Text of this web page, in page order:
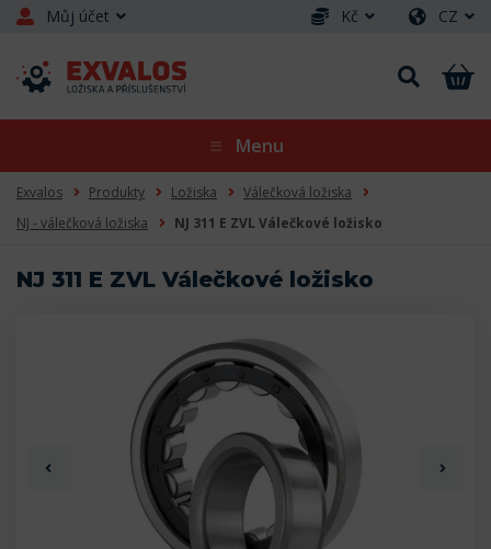
Můj účet Kč CZ
Menu
Exvalos Produkty Ložiska
Válečková ložiska
NJ - válečková ložiska
NJ 311 E ZVL Válečkové ložisko
NJ 311 E ZVL Válečkové ložisko